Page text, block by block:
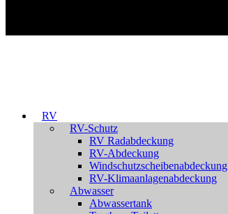
RV
RV-Schutz
RV Radabdeckung
RV-Abdeckung
Windschutzscheibenabdeckung
RV-Klimaanlagenabdeckung
Abwasser
Abwassertank